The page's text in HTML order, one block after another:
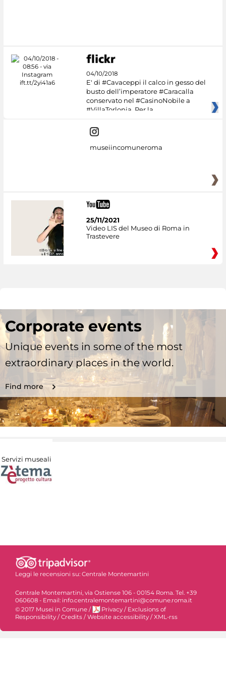
04/10/2018
E' di #Cavaceppi il calco in gesso del
busto dell’imperatore #Caracalla
conservato nel #CasinoNobile a
#VillaTorlonia. Per la
museiincomuneroma
25/11/2021
Video LIS del Museo di Roma in
Trastevere
Corporate events
Unique events in some of the most
extraordinary places in the world.
Find more
Servizi museali
Leggi le recensioni su: Centrale Montemartini
Centrale Montemartini, via Ostiense 106 - 00154 Roma. Tel. +39
060608 - Email: info.centralemontemartini@comune.roma.it
© 2017 Musei in Comune / Privacy / Exclusions of
Responsibility / Credits / Website accessibility / XML-rss